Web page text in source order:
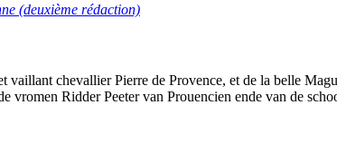
(deuxième rédaction)
vaillant chevallier Pierre de Provence, et de la belle
vromen Ridder Peeter van Prouencien ende van de